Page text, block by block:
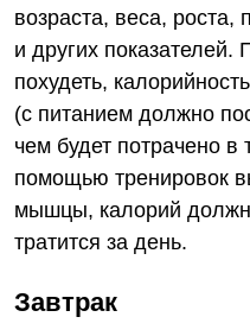
возраста, веса, роста,
и других
похудеть,
(с питанием должно
чем будет потрачено в
помощью тренировок
мышцы, калорий
тратится за день.
Завтрак